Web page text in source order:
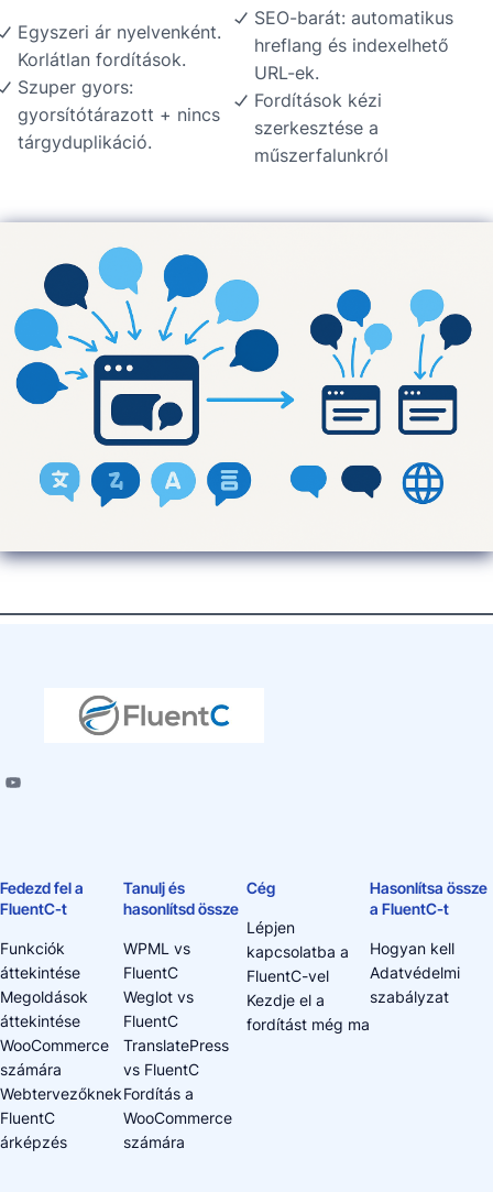
Egyszeri ár nyelvenként.
Korlátlan fordítások.
Szuper gyors:
gyorsítótárazott + nincs
tárgyduplikáció.
SEO-barát: automatikus
hreflang és indexelhető
URL-ek.
Fordítások kézi
szerkesztése a
műszerfalunkról
Fedezd fel a
FluentC-t
Funkciók
áttekintése
Megoldások
áttekintése
WooCommerce
számára
Webtervezőknek
FluentC
árképzés
Tanulj és
hasonlítsd össze
WPML vs
FluentC
Weglot vs
FluentC
TranslatePress
vs FluentC
Fordítás a
WooCommerce
számára
Cég
Lépjen
kapcsolatba a
FluentC-vel
Kezdje el a
fordítást még ma
Hasonlítsa össze
a FluentC-t
Hogyan kell
Adatvédelmi
szabályzat